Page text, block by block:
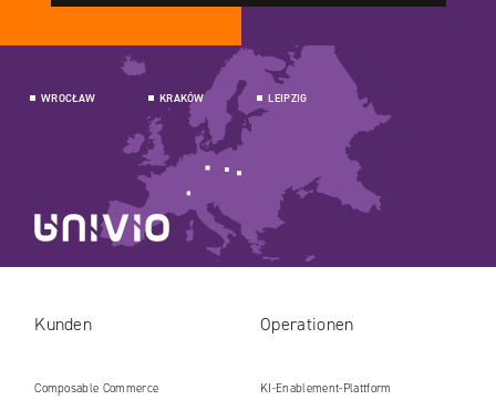
WROCŁAW KRAKÓW LEIPZIG
Kunden
Composable Commerce
Operationen
KI-Enablement-Plattform